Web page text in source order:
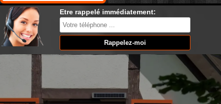
Etre rappelé immédiatement: